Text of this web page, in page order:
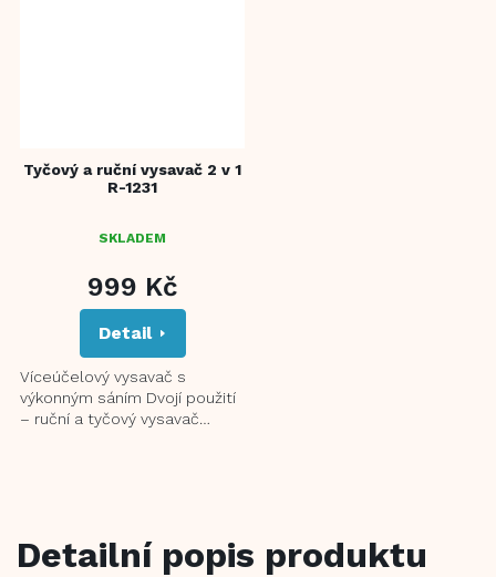
Tyčový a ruční vysavač 2 v 1
R-1231
SKLADEM
999 Kč
Detail
Víceúčelový vysavač s
výkonným sáním Dvojí použití
– ruční a tyčový vysavač
Detailní popis produktu